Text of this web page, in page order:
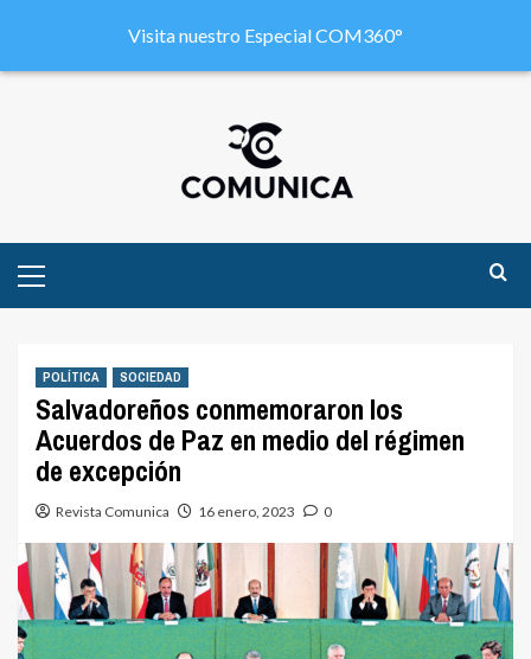
POLÍTICA SOCIEDAD
Salvadoreños conmemoraron los
Acuerdos de Paz en medio del régimen
de excepción
Revista Comunica 16 enero, 2023 0
Visita nuestro Especial COM360°